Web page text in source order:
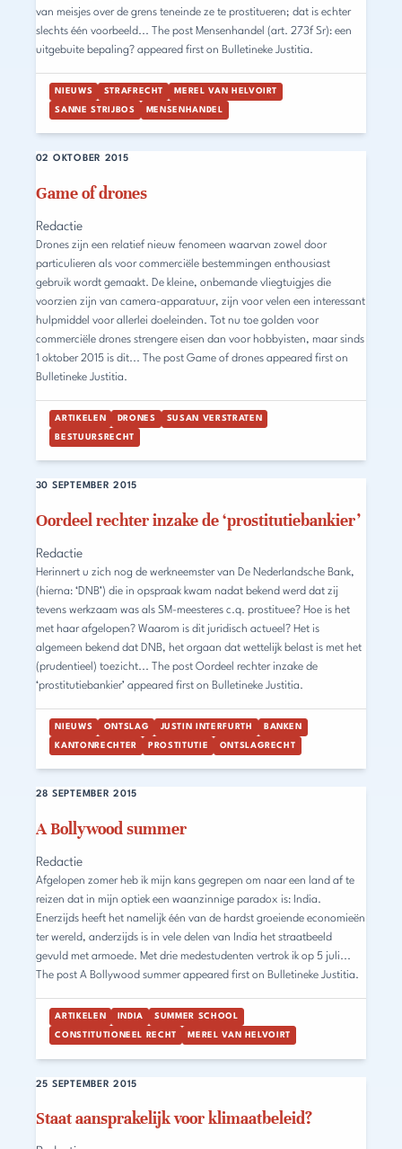
van meisjes over de grens teneinde ze te prostitueren; dat is echter
slechts één voorbeeld... The post Mensenhandel (art. 273f Sr): een
uitgebuite bepaling? appeared first on Bulletineke Justitia.
NIEUWS STRAFRECHT MEREL VAN HELVOIRT
SANNE STRIJBOS MENSENHANDEL
Game of drones
02 OKTOBER 2015
Redactie
Drones zijn een relatief nieuw fenomeen waarvan zowel door
particulieren als voor commerciële bestemmingen enthousiast
gebruik wordt gemaakt. De kleine, onbemande vliegtuigjes die
voorzien zijn van camera-apparatuur, zijn voor velen een interessant
hulpmiddel voor allerlei doeleinden. Tot nu toe golden voor
commerciële drones strengere eisen dan voor hobbyisten, maar sinds
1 oktober 2015 is dit... The post Game of drones appeared first on
Bulletineke Justitia.
ARTIKELEN DRONES SUSAN VERSTRATEN
BESTUURSRECHT
Oordeel rechter inzake de ‘prostitutiebankier’
30 SEPTEMBER 2015
Redactie
Herinnert u zich nog de werkneemster van De Nederlandsche Bank,
(hierna: ‘DNB’) die in opspraak kwam nadat bekend werd dat zij
tevens werkzaam was als SM-meesteres c.q. prostituee? Hoe is het
met haar afgelopen? Waarom is dit juridisch actueel? Het is
algemeen bekend dat DNB, het orgaan dat wettelijk belast is met het
(prudentieel) toezicht... The post Oordeel rechter inzake de
‘prostitutiebankier’ appeared first on Bulletineke Justitia.
NIEUWS ONTSLAG JUSTIN INTERFURTH BANKEN
KANTONRECHTER PROSTITUTIE ONTSLAGRECHT
A Bollywood summer
28 SEPTEMBER 2015
Redactie
Afgelopen zomer heb ik mijn kans gegrepen om naar een land af te
reizen dat in mijn optiek een waanzinnige paradox is: India.
Enerzijds heeft het namelijk één van de hardst groeiende economieën
ter wereld, anderzijds is in vele delen van India het straatbeeld
gevuld met armoede. Met drie medestudenten vertrok ik op 5 juli...
The post A Bollywood summer appeared first on Bulletineke Justitia.
ARTIKELEN INDIA SUMMER SCHOOL
CONSTITUTIONEEL RECHT MEREL VAN HELVOIRT
Staat aansprakelijk voor klimaatbeleid?
25 SEPTEMBER 2015